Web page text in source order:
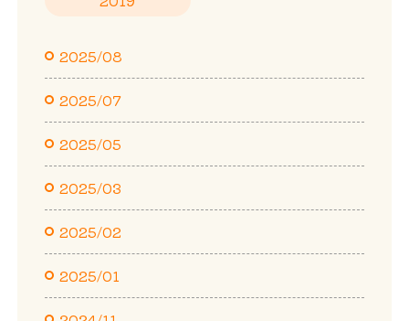
2025/08
2025/07
2025/05
2025/03
2025/02
2025/01